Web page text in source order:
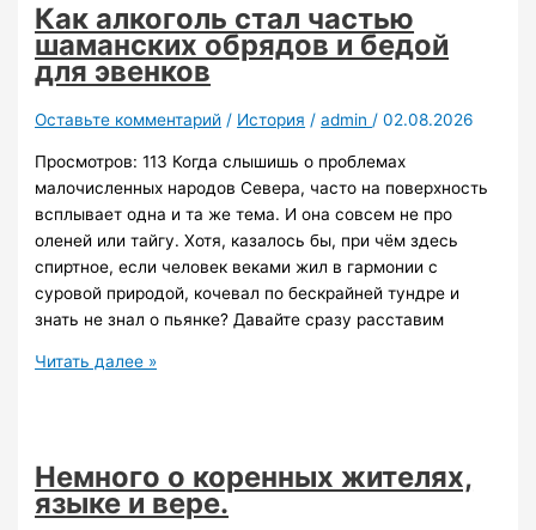
Как алкоголь стал частью
шаманских обрядов и бедой
для эвенков
Оставьте комментарий / История /admin /02.08.2026
Просмотров: 113 Когда слышишь о проблемах
малочисленных народов Севера, часто на поверхность
всплывает одна и та же тема. И она совсем не про
оленей или тайгу. Хотя, казалось бы, при чём здесь
спиртное, если человек веками жил в гармонии с
суровой природой, кочевал по бескрайней тундре и
знать не знал о пьянке? Давайте сразу расставим
Как
шаманских
обрядов
и
Читать далее »
Немного о коренных жителях,
языке и вере.